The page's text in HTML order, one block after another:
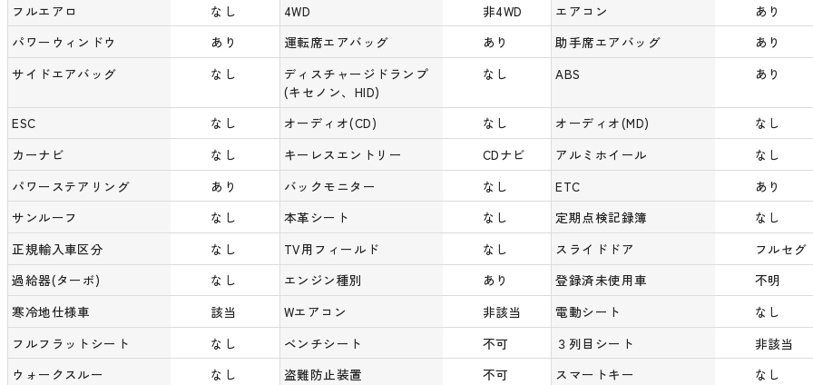
フルエアロ なし 4WD 非4WD エアコン
あり
パワーウィンドウ
あり 運転席エアバッグ あり 助手席エアバッグ
あり
サイドエアバッグ
なし
ディスチャージドランプ
(キセノン、HID)
なし ABS あり
ESC なし オーディオ(CD) なし オーディオ(MD)
なし
カーナビ
なし キーレスエントリー CDナビ アルミホイール
なし
パワーステアリング
あり バックモニター なし ETC
あり
サンルーフ
なし 本革シート なし 定期点検記録簿
なし
正規輸入車区分
なし TV用フィールド なし スライドドア
フルセグ
過給器(ターボ)
なし エンジン種別 あり 登録済未使用車
不明
寒冷地仕様車
該当 Wエアコン 非該当 電動シート
なし
フルフラットシート
なし ベンチシート 不可 ３列目シート
非該当
ウォークスルー
なし 盗難防止装置 不可 スマートキー
なし